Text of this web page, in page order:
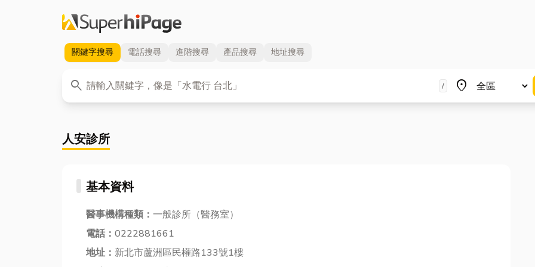
關鍵字搜尋 電話搜尋 進階搜尋 產品搜尋 地址搜尋
search
關鍵字 / place
地區
人安診所
基本資料
醫事機構種類： 一般診所（醫務室）
電話： 0222881661
地址： 新北市蘆洲區民權路133號1樓